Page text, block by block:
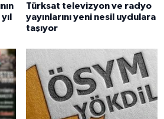
Türksat televizyon ve radyo
yayınlarını yeni nesil uydulara
taşıyor